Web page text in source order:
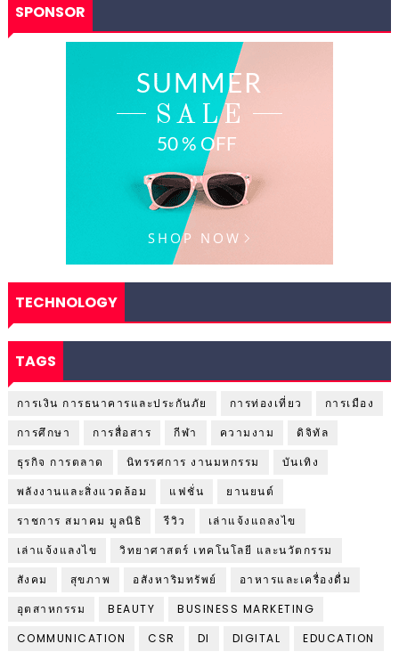
SPONSOR
TECHNOLOGY
TAGS
การเงิน การธนาคารและประกันภัย การท่องเที่ยว
การเมือง
การศึกษา
การสื่อสาร กีฬา ความงาม
ดิจิทัล
ธุรกิจ การตลาด
นิทรรศการ งานมหกรรม
บันเทิง
พลังงานและสิ่งแวดล้อม
แฟชั่น
ยานยนต์
ราชการ สมาคม มูลนิธิ
รีวิว
เล่าแจ้งแถลงไข
เล่าแจ้งแลงไข
วิทยาศาสตร์ เทคโนโลยี และนวัตกรรม
สังคม
สุขภาพ อสังหาริมทรัพย์
อาหารและเครื่องดื่ม
อุตสาหกรรม
BEAUTY
BUSINESS MARKETING
COMMUNICATION
CSR DI DIGITAL
EDUCATION